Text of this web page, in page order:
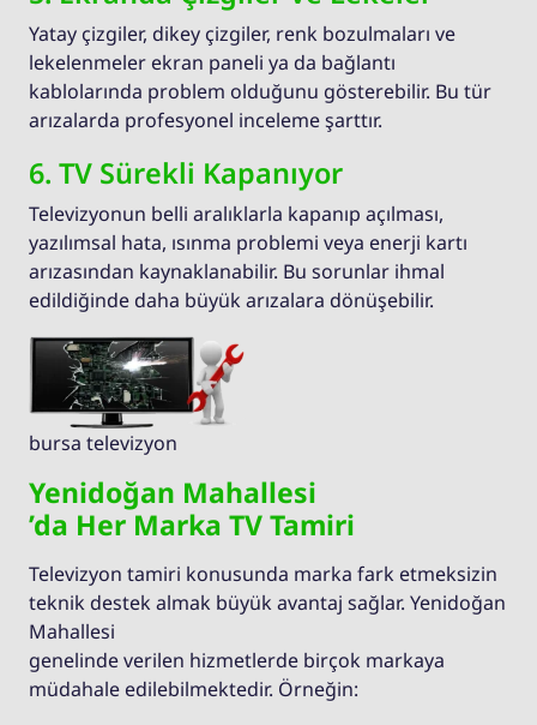
Yatay çizgiler, dikey çizgiler, renk bozulmaları ve
lekelenmeler ekran paneli ya da bağlantı
kablolarında problem olduğunu gösterebilir. Bu tür
arızalarda profesyonel inceleme şarttır.
6. TV Sürekli Kapanıyor
Televizyonun belli aralıklarla kapanıp açılması,
yazılımsal hata, ısınma problemi veya enerji kartı
arızasından kaynaklanabilir. Bu sorunlar ihmal
edildiğinde daha büyük arızalara dönüşebilir.
bursa televizyon
Yenidoğan Mahallesi
’da Her Marka TV Tamiri
Televizyon tamiri konusunda marka fark etmeksizin
teknik destek almak büyük avantaj sağlar. Yenidoğan
Mahallesi
genelinde verilen hizmetlerde birçok markaya
müdahale edilebilmektedir. Örneğin: